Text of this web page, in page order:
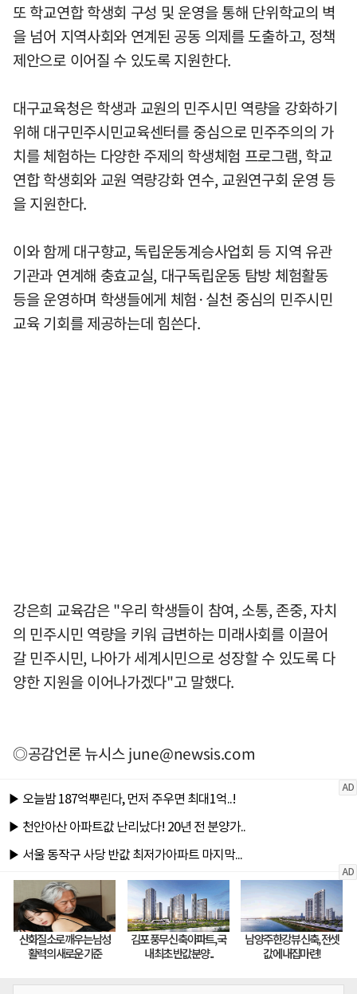
또 학교연합 학생회 구성 및 운영을 통해 단위학교의 벽
을 넘어 지역사회와 연계된 공동 의제를 도출하고, 정책
제안으로 이어질 수 있도록 지원한다.
대구교육청은 학생과 교원의 민주시민 역량을 강화하기
위해 대구민주시민교육센터를 중심으로 민주주의의 가
치를 체험하는 다양한 주제의 학생체험 프로그램, 학교
연합 학생회와 교원 역량강화 연수, 교원연구회 운영 등
을 지원한다.
이와 함께 대구향교, 독립운동계승사업회 등 지역 유관
기관과 연계해 충효교실, 대구독립운동 탐방 체험활동
등을 운영하며 학생들에게 체험·실천 중심의 민주시민
교육 기회를 제공하는데 힘쓴다.
강은희 교육감은 "우리 학생들이 참여, 소통, 존중, 자치
의 민주시민 역량을 키워 급변하는 미래사회를 이끌어
갈 민주시민, 나아가 세계시민으로 성장할 수 있도록 다
양한 지원을 이어나가겠다"고 말했다.
◎공감언론 뉴시스june@newsis.com